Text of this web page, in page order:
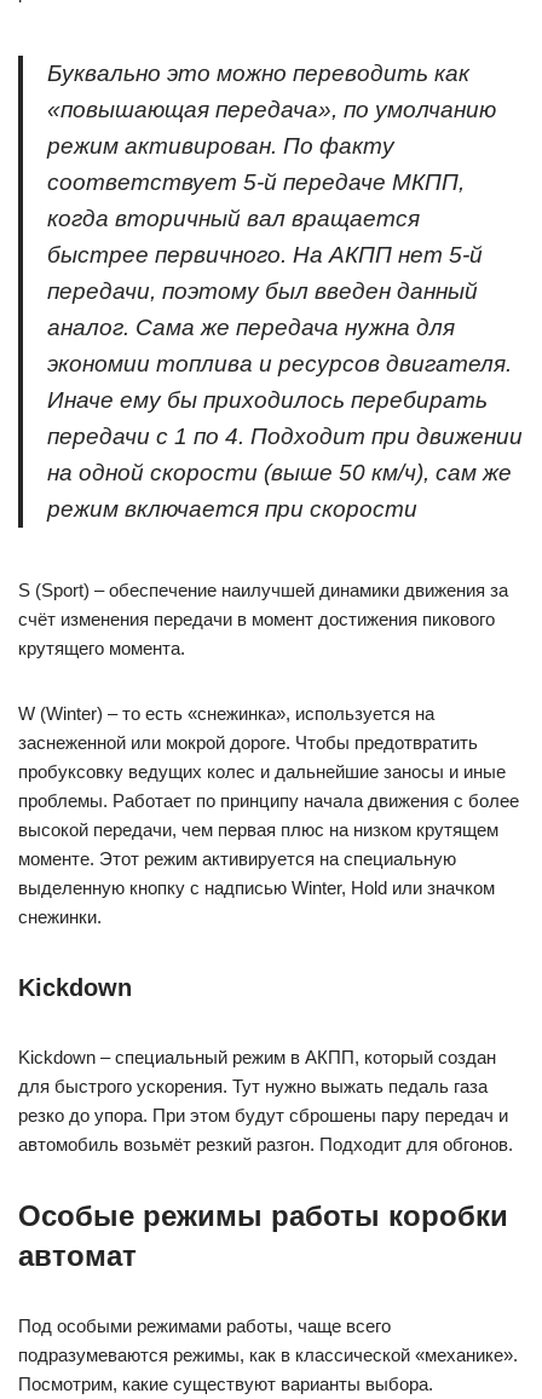
Буквально это можно переводить как
«повышающая передача», по умолчанию
режим активирован. По факту
соответствует 5-й передаче МКПП,
когда вторичный вал вращается
быстрее первичного. На АКПП нет 5-й
передачи, поэтому был введен данный
аналог. Сама же передача нужна для
экономии топлива и ресурсов двигателя.
Иначе ему бы приходилось перебирать
передачи с 1 по 4. Подходит при движении
на одной скорости (выше 50 км/ч), сам же
режим включается при скорости
S (Sport) – обеспечение наилучшей динамики движения за
счёт изменения передачи в момент достижения пикового
крутящего момента.
W (Winter) – то есть «снежинка», используется на
заснеженной или мокрой дороге. Чтобы предотвратить
пробуксовку ведущих колес и дальнейшие заносы и иные
проблемы. Работает по принципу начала движения с более
высокой передачи, чем первая плюс на низком крутящем
моменте. Этот режим активируется на специальную
выделенную кнопку с надписью Winter, Hold или значком
снежинки.
Kickdown
Kickdown – специальный режим в АКПП, который создан
для быстрого ускорения. Тут нужно выжать педаль газа
резко до упора. При этом будут сброшены пару передач и
автомобиль возьмёт резкий разгон. Подходит для обгонов.
Особые режимы работы коробки
автомат
Под особыми режимами работы, чаще всего
подразумеваются режимы, как в классической «механике».
Посмотрим, какие существуют варианты выбора.